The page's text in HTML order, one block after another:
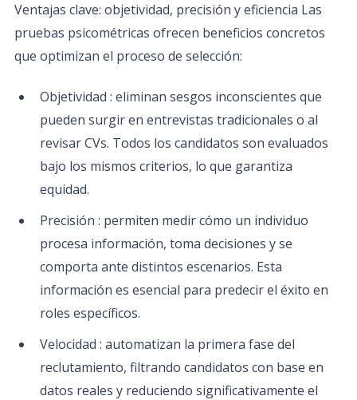
Ventajas clave: objetividad, precisión y eficiencia Las
pruebas psicométricas ofrecen beneficios concretos
que optimizan el proceso de selección:
Objetividad : eliminan sesgos inconscientes que
pueden surgir en entrevistas tradicionales o al
revisar CVs. Todos los candidatos son evaluados
bajo los mismos criterios, lo que garantiza
equidad.
Precisión : permiten medir cómo un individuo
procesa información, toma decisiones y se
comporta ante distintos escenarios. Esta
información es esencial para predecir el éxito en
roles específicos.
Velocidad : automatizan la primera fase del
reclutamiento, filtrando candidatos con base en
datos reales y reduciendo significativamente el